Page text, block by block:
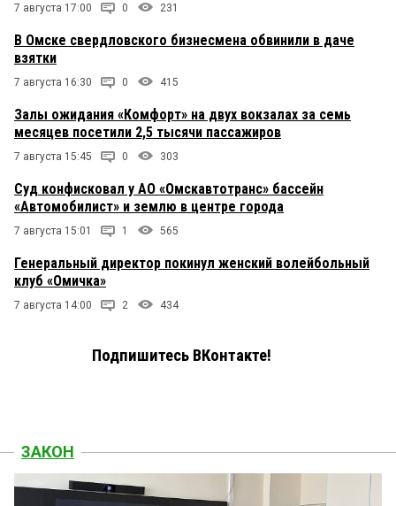
7 августа 17:00 0 231
В Омске свердловского бизнесмена обвинили в даче
взятки
7 августа 16:30 0 415
Залы ожидания «Комфорт» на двух вокзалах за семь
месяцев посетили 2,5 тысячи пассажиров
7 августа 15:45 0 303
Суд конфисковал у АО «Омскавтотранс» бассейн
«Автомобилист» и землю в центре города
7 августа 15:01 1 565
Генеральный директор покинул женский волейбольный
клуб «Омичка»
7 августа 14:00 2 434
Подпишитесь ВКонтакте!
ЗАКОН